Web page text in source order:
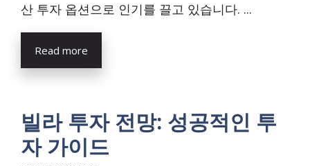
산 투자 옵션으로 인기를 끌고 있습니다. ...
Read more
빌라 투자 전망: 성공적인 투
자 가이드